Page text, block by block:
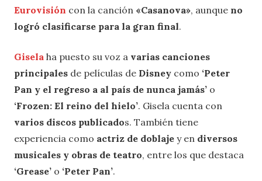
Eurovisión con la canción «Casanova», aunque no
logró clasificarse para la gran final.
Gisela ha puesto su voz a varias canciones
principales de películas de Disney como ‘Peter
Pan y el regreso a al país de nunca jamás’ o
‘Frozen: El reino del hielo’. Gisela cuenta con
varios discos publicados. También tiene
experiencia como actriz de doblaje y en diversos
musicales y obras de teatro, entre los que destaca
‘Grease’ o ‘Peter Pan’.